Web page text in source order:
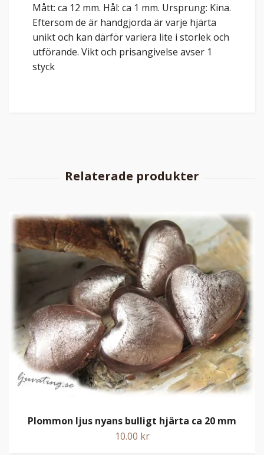
Mått: ca 12 mm. Hål: ca 1 mm. Ursprung: Kina.
Eftersom de är handgjorda är varje hjärta
unikt och kan därför variera lite i storlek och
utförande. Vikt och prisangivelse avser 1
styck
Plommon ljus nyans bulligt hjärta ca 20 mm
10.00 kr